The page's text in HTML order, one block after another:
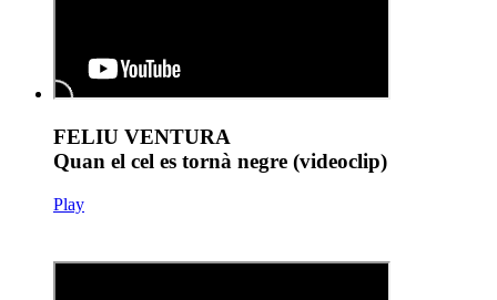
FELIU VENTURA
Quan el cel es tornà negre (videoclip)
Play